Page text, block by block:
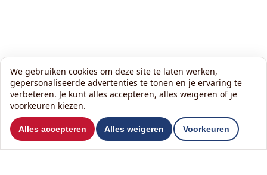
Wilt u ons volgen?
Lees onze nieuwsbrief:
We gebruiken cookies om deze site te laten werken,
gepersonaliseerde advertenties te tonen en je ervaring te
verbeteren. Je kunt alles accepteren, alles weigeren of je
voorkeuren kiezen.
Alles accepteren Alles weigeren Voorkeuren